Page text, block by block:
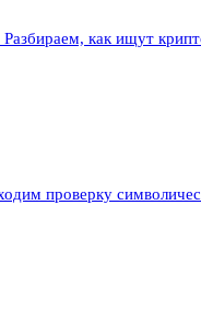
как ищут
проверку